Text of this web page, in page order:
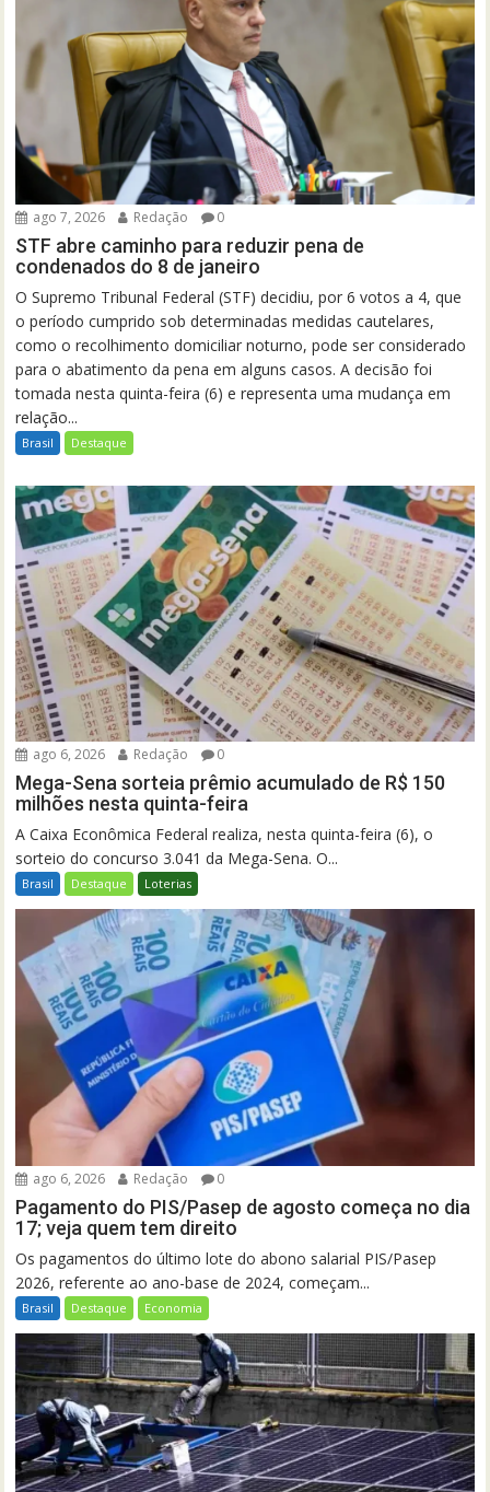
ago 7, 2026 Redação 0
STF abre caminho para reduzir pena de
condenados do 8 de janeiro
O Supremo Tribunal Federal (STF) decidiu, por 6 votos a 4, que
o período cumprido sob determinadas medidas cautelares,
como o recolhimento domiciliar noturno, pode ser considerado
para o abatimento da pena em alguns casos. A decisão foi
tomada nesta quinta-feira (6) e representa uma mudança em
relação...
Brasil Destaque
ago 6, 2026 Redação 0
Mega-Sena sorteia prêmio acumulado de R$ 150
milhões nesta quinta-feira
A Caixa Econômica Federal realiza, nesta quinta-feira (6), o
sorteio do concurso 3.041 da Mega-Sena. O...
Brasil Destaque Loterias
ago 6, 2026 Redação 0
Pagamento do PIS/Pasep de agosto começa no dia
17; veja quem tem direito
Os pagamentos do último lote do abono salarial PIS/Pasep
2026, referente ao ano-base de 2024, começam...
Brasil Destaque Economia